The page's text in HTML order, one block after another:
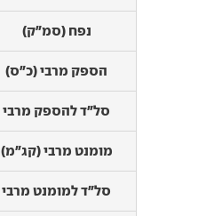
נפח (סמ"ק)
הספק מרבי (כ"ס)
סל"ד להספק מרבי
מומנט מרבי (קג"מ)
סל"ד למומנט מרבי
נפח (סמ"ק)
הספק מרבי (כ"ס)
סל"ד להספק מרבי
מומנט מרבי (קג"מ)
סל"ד למומנט מרבי